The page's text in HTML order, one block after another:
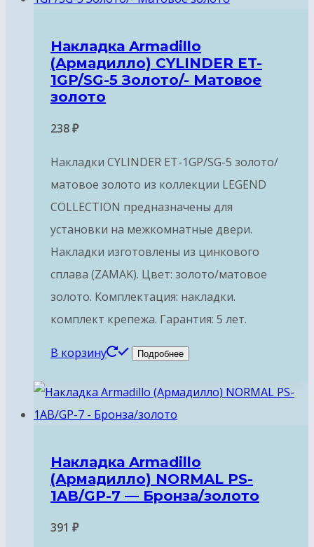
Накладка Armadillo
(Армадилло) CYLINDER ET-
1GP/SG-5 Золото/- Матовое
золото
238₽
Накладки CYLINDER ET-1GP/SG-5 золото/
матовое золото из коллекции LEGEND
COLLECTION предназначены для
установки на межкомнатные двери.
Накладки изготовлены из цинкового
сплава (ZAMAK). Цвет: золото/матовое
золото. Комплектация: накладки.
комплект крепежа. Гарантия: 5 лет.
В корзину Подробнее
Накладка Armadillo
(Армадилло) NORMAL PS-
1AB/GP-7 — Бронза/золото
391 ₽